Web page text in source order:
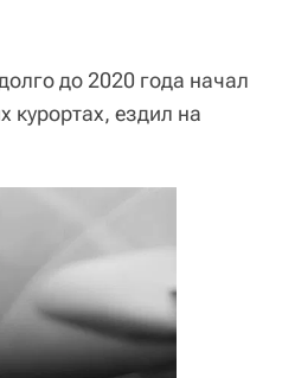
до 2020 года начал
курортах, ездил на